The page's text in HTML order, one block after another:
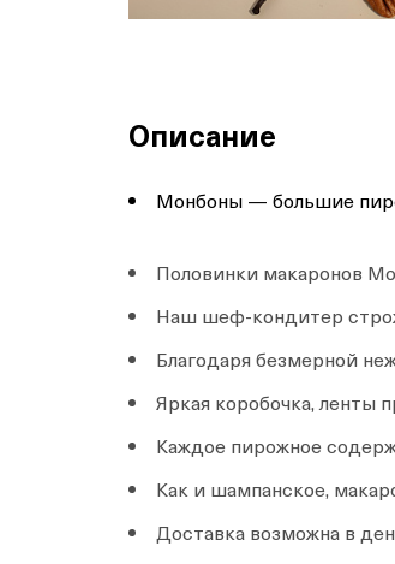
Описание
Монбоны — большие
Половинки макаронов
Наш шеф-кондитер
Благодаря безмерной
Яркая коробочка, ленты
Каждое пирожное
Как и шампанское,
Доставка возможна в